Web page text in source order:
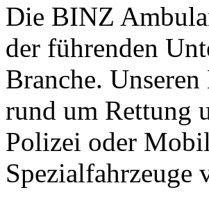
Die BINZ
der führenden
Branche.
rund um Rettung
Polizei oder
Spezialfahrzeuge